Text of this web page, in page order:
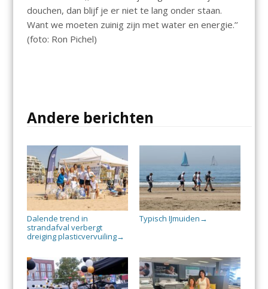
douchen, dan blijf je er niet te lang onder staan.
Want we moeten zuinig zijn met water en energie.’’
(foto: Ron Pichel)
Andere berichten
Dalende trend in
strandafval verbergt
dreiging plasticvervuiling→
Typisch IJmuiden →